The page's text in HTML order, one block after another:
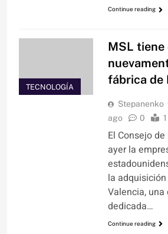
Continue reading
TECNOLOGÍA
MSL
fábrica de
Stepanenko
ago
0
El Consejo
ayer la
la
Valencia,
dedicada…
Continue reading